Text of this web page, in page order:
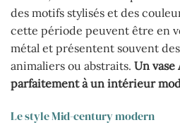
des motifs stylisés et des
cette période peuvent être en
métal et présentent souvent
animaliers ou abstraits. Un
parfaitement à un intérieur
Le style Mid-century modern